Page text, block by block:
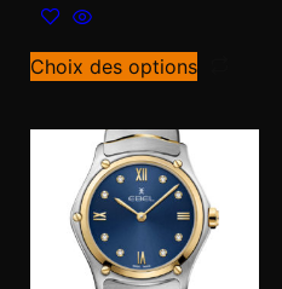
Choix des options